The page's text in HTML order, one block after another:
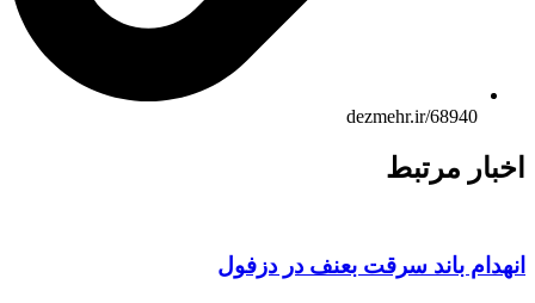
dezmehr.ir/68940
مرتبط
باند سرقت بعنف در دزفول